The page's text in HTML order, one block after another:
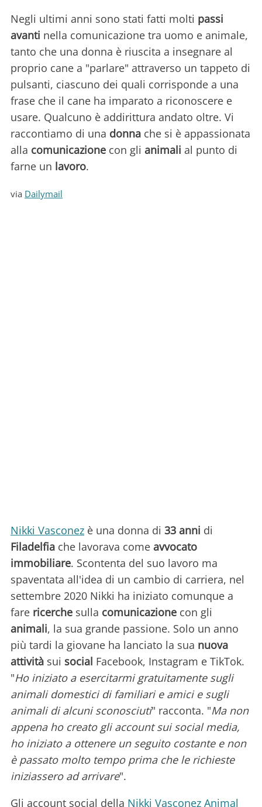
Negli ultimi anni sono stati fatti molti passi
avanti nella comunicazione tra uomo e animale,
tanto che una donna è riuscita a insegnare al
proprio cane a "parlare" attraverso un tappeto di
pulsanti, ciascuno dei quali corrisponde a una
frase che il cane ha imparato a riconoscere e
usare. Qualcuno è addirittura andato oltre. Vi
raccontiamo di una donna che si è appassionata
alla comunicazione con gli animali al punto di
farne un lavoro.
via Dailymail
Nikki Vasconez è una donna di 33 anni di
Filadelfia che lavorava come avvocato
immobiliare. Scontenta del suo lavoro ma
spaventata all'idea di un cambio di carriera, nel
settembre 2020 Nikki ha iniziato comunque a
fare ricerche sulla comunicazione con gli
animali, la sua grande passione. Solo un anno
più tardi la giovane ha lanciato la sua nuova
attività sui social Facebook, Instagram e TikTok.
"Ho iniziato a esercitarmi gratuitamente sugli
animali domestici di familiari e amici e sugli
animali di alcuni sconosciuti" racconta. "Ma non
appena ho creato gli account sui social media,
ho iniziato a ottenere un seguito costante e non
è passato molto tempo prima che le richieste
iniziassero ad arrivare".
Gli account social della Nikki Vasconez Animal